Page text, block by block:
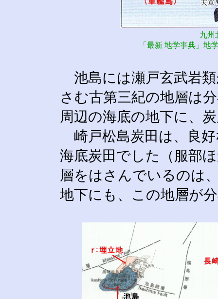
九州
「最新 地学事典」地
池島には瀬戸玄武岩
さむ古第三紀の地層は
周辺の海底の地下に、
崎戸松島炭田は、良
海底炭田でした（服部
層をはさんでいるのは
地下にも、この地層が